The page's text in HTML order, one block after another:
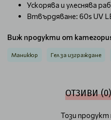
Ускорява и улеснява
Втвърдяване: 60s UV
Виж продукти от
Маникюр Гел за изграждане
ОТЗИВИ
Този